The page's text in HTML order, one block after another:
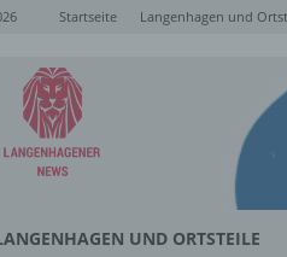
Startseite Langenhagen und
Langenhagener
News
UND ORTSTEILE